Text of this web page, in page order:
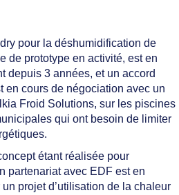
pour la déshumidification de
de prototype en activité, est en
depuis 3 années, et un accord
en cours de négociation avec un
Froid Solutions, sur les piscines
qui ont besoin de limiter
étant réalisée pour
partenariat avec EDF est en
projet d’utilisation de la chaleur